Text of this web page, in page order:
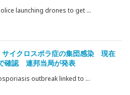
launching drones to get ...
サイクロスポラ症の集団感染 現在
確認 連邦当局が発表
outbreak linked to ...